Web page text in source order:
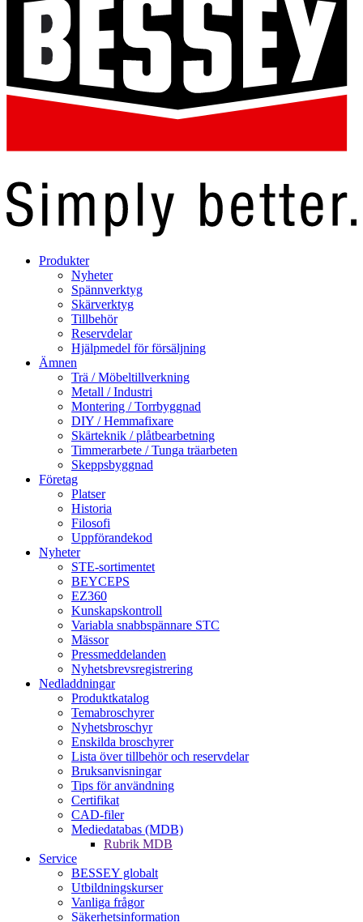
Produkter
Nyheter
Spännverktyg
Skärverktyg
Tillbehör
Reservdelar
Hjälpmedel för försäljning
Ämnen
Trä / Möbeltillverkning
Metall / Industri
Montering / Torrbyggnad
DIY / Hemmafixare
Skärteknik / plåtbearbetning
Timmerarbete / Tunga träarbeten
Skeppsbyggnad
Företag
Platser
Historia
Filosofi
Uppförandekod
Nyheter
STE-sortimentet
BEYCEPS
EZ360
Kunskapskontroll
Variabla snabbspännare STC
Mässor
Pressmeddelanden
Nyhetsbrevsregistrering
Nedladdningar
Produktkatalog
Temabroschyrer
Nyhetsbroschyr
Enskilda broschyrer
Lista över tillbehör och reservdelar
Bruksanvisningar
Tips för användning
Certifikat
CAD-filer
Mediedatabas (MDB)
Rubrik MDB
Service
BESSEY globalt
Utbildningskurser
Vanliga frågor
Säkerhetsinformation